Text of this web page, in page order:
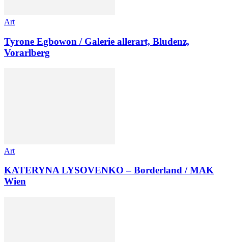
Art
Tyrone Egbowon / Galerie allerart, Bludenz,
Vorarlberg
Art
KATERYNA LYSOVENKO – Borderland / MAK
Wien